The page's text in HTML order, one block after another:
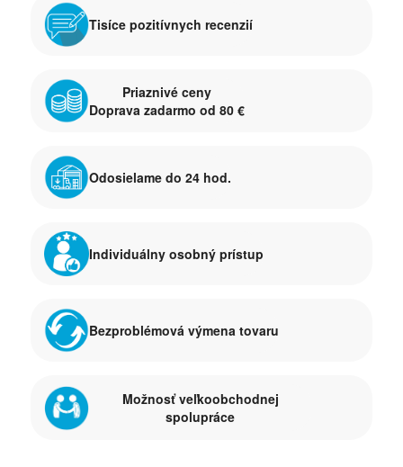
Tisíce pozitívnych recenzií
Priaznivé ceny
Doprava zadarmo od 80 €
Odosielame do 24 hod.
Individuálny osobný prístup
Bezproblémová výmena tovaru
Možnosť veľkoobchodnej
spolupráce